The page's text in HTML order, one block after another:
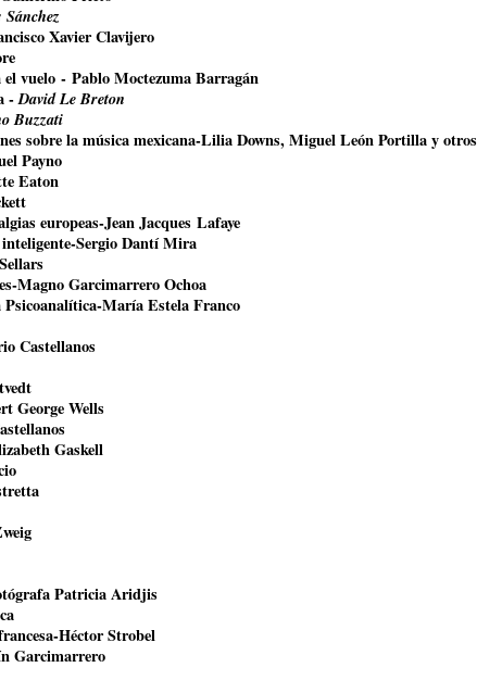
Xavier Clavijero
vuelo - Pablo Moctezuma Barragán
-David Le Breton
Buzzati
sobre la música mexicana-Lilia Downs, Miguel León Portilla y otros
Payno
Eaton
europeas-Jean Jacques Lafaye
Sergio Dantí Mira
Magno Garcimarrero Ochoa
Psicoanalítica-María Estela Franco
Castellanos
George Wells
Gaskell
Patricia Aridjis
Héctor Strobel
Garcimarrero